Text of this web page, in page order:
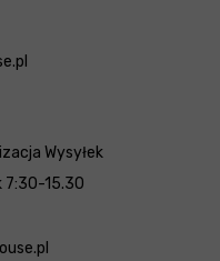
Wysyłek
7:30-15.30